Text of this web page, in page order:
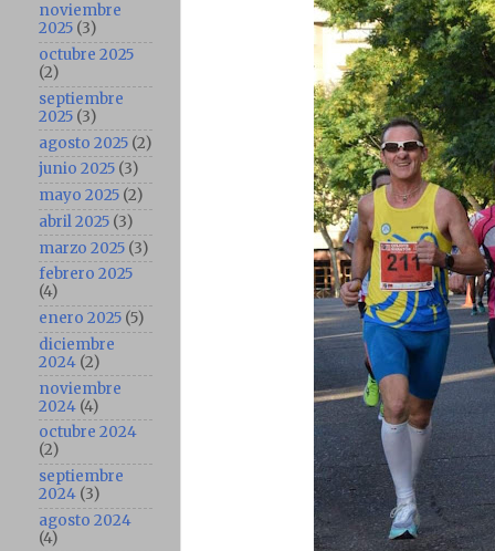
noviembre
2025 (3)
octubre 2025
(2)
septiembre
2025 (3)
agosto 2025 (2)
junio 2025 (3)
mayo 2025 (2)
abril 2025 (3)
marzo 2025 (3)
febrero 2025
(4)
enero 2025 (5)
diciembre
2024 (2)
noviembre
2024 (4)
octubre 2024
(2)
septiembre
2024 (3)
agosto 2024
(4)